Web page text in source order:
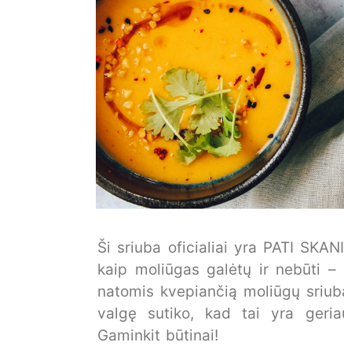
Ši sriuba oficialiai yra PATI
kaip moliūgas galėtų ir nebūti –
natomis kvepiančią moliūgų
valgę sutiko, kad tai yra
Gaminkit būtinai!